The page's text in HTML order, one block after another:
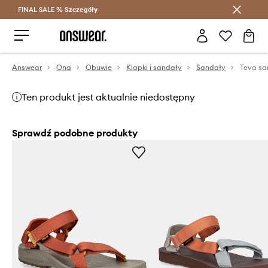
Oszczędzaj z Answear Club >
FINAL SALE % Szczegóły
Answear Ona Obuwie Klapki i sandały Sandały
Ten produkt jest aktualnie niedostępny
Sprawdź podobne produkty